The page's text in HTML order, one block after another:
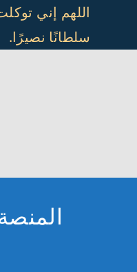
content
اللهم إني
سلطانًا نصيرًا.